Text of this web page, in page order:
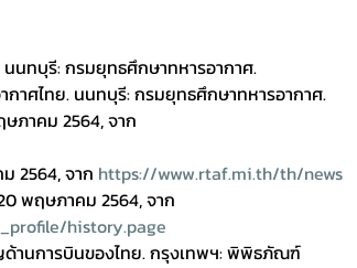
นนทบุรี: กรมยุทธศึกษาทหารอากาศ.
าศไทย. นนทบุรี: กรมยุทธศึกษาทหารอากาศ.
ภาคม 2564, จาก
2564, จาก https://www.rtaf.mi.th/th/news
พฤษภาคม 2564, จาก
history.page
านการบินของไทย. กรุงเทพฯ: พิพิธภัณฑ์